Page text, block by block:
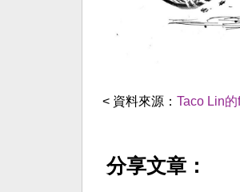
< 資料來源： Taco Lin
分享文章：